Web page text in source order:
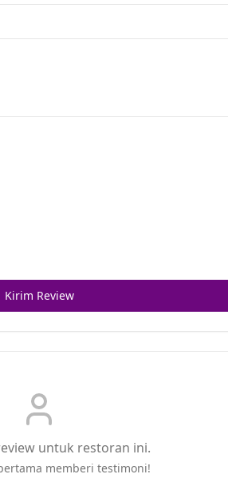
Kirim Review
untuk restoran ini.
memberi testimoni!